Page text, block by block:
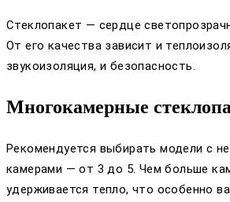
Стеклопакет — сердце
От его качества зависит и
звукоизоляция, и безопасность.
Многокамерные
Рекомендуется выбирать модели с
камерами — от 3 до 5. Чем больше
удерживается тепло, что особенно